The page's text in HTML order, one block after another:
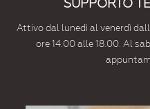
SUPPORTO
Attivo dal lunedì al venerdì
ore 14.00 alle 18.00. Al